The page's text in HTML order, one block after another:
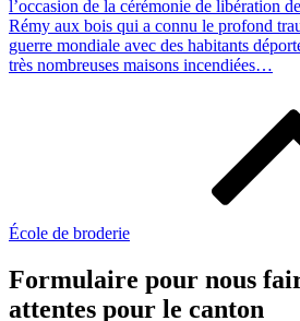
l’occasion de la cérémonie de libération
Rémy aux bois qui a connu le profond
guerre mondiale avec des habitants
très nombreuses maisons incendiées…
École de broderie
Formulaire pour nous
attentes pour le canton